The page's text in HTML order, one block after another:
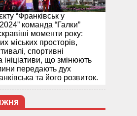
“Франківськ у
команда “Галки”
моменти року:
міських просторів,
спортивні
ініціативи, що змінюють
передають дух
та його розвиток.